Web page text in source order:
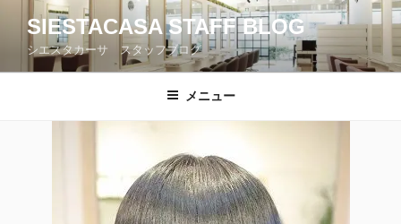
ン
SIESTACASA STAFF BLOG
シエスタカーサ スタッフブログ
メニュー